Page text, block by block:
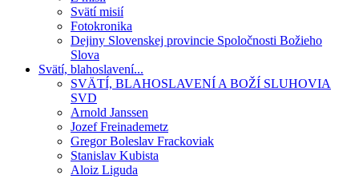
Svätí misií
Fotokronika
Dejiny Slovenskej provincie Spoločnosti Božieho
Slova
Svätí, blahoslavení...
SVÄTÍ, BLAHOSLAVENÍ A BOŽÍ SLUHOVIA
SVD
Arnold Janssen
Jozef Freinademetz
Gregor Boleslav Frackoviak
Stanislav Kubista
Aloiz Liguda